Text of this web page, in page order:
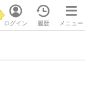
ログイン 履歴 メニュー